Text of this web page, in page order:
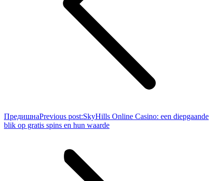
ПредишнаPrevious post:SkyHills Online Casino: een diepgaande
blik op gratis spins en hun waarde